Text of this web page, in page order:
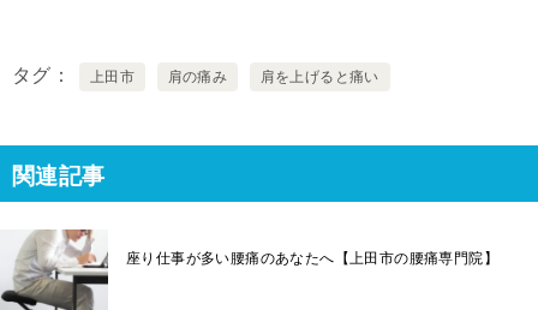
タグ 上田市 肩の痛み 肩を上げると痛い
関連記事
座り仕事が多い腰痛のあなたへ【上田市の腰痛専門院】